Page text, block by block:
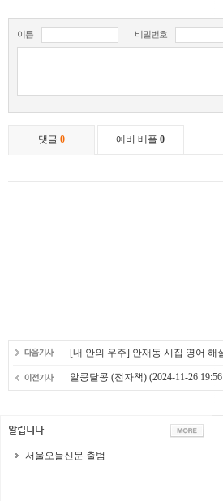
[내 안의 우주] 안재동 시집 영어 해
알콩달콩 (전자책) (2024-11-26
서울오늘신문 출범